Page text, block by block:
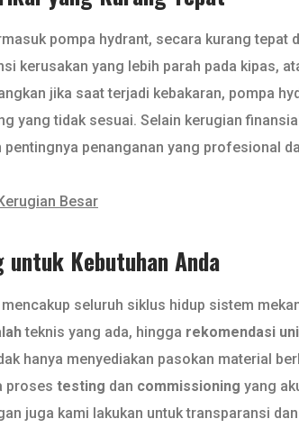
pompa hydrant, secara kurang tepat
kerusakan yang lebih parah pada kipas,
jika saat terjadi kebakaran, pompa
yang tidak sesuai. Selain kerugian
penanganan yang profesional
Besar
Kebutuhan Anda
seluruh siklus hidup sistem
teknis yang ada, hingga rekomendasi
hanya menyediakan pasokan material
proses testing dan commissioning yang
juga kami lakukan untuk transparansi